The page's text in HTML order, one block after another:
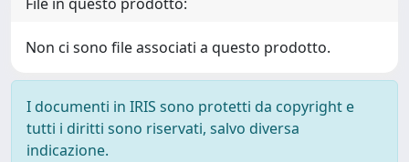
Non ci sono file associati a questo prodotto.
I documenti in IRIS sono protetti da copyright e
tutti i diritti sono riservati, salvo diversa
indicazione.